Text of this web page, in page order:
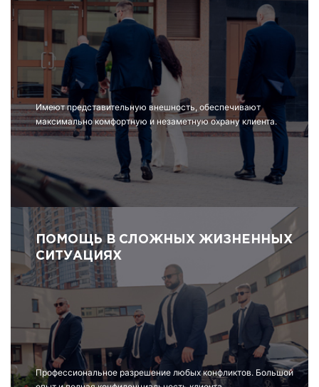
Имеют представительную внешность, обеспечивают
максимально комфортную и незаметную охрану клиента.
ПОМОЩЬ В СЛОЖНЫХ ЖИЗНЕННЫХ
СИТУАЦИЯХ
Профессиональное разрешение любых конфликтов. Большой